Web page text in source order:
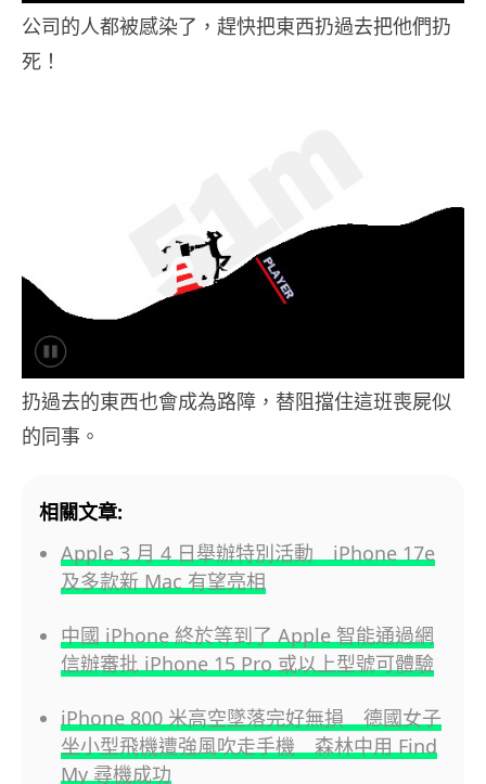
公司的人都被感染了，趕快把東西扔過去把他們扔
死！
扔過去的東西也會成為路障，替阻擋住這班喪屍似
的同事。
相關文章:
Apple 3 月 4 日舉辦特別活動 iPhone 17e
及多款新 Mac 有望亮相
中國 iPhone 終於等到了 Apple 智能通過網
信辦審批 iPhone 15 Pro 或以上型號可體驗
iPhone 800 米高空墜落完好無損 德國女子
坐小型飛機遭強風吹走手機 森林中用 Find
My 尋機成功